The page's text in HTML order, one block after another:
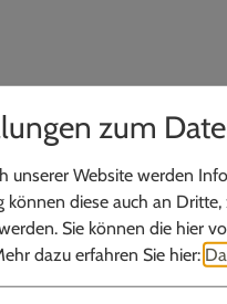
zum
unserer Website werden
können diese auch an
Sie können die hier
dazu erfahren Sie hier: